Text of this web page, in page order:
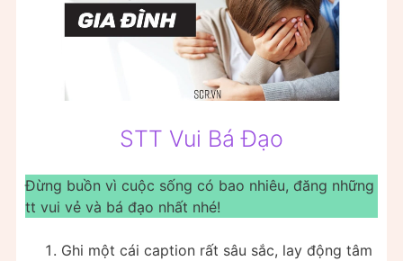
STT Vui Bá Đạo
Đừng buồn vì cuộc sống có bao nhiêu, đăng những
tt vui vẻ và bá đạo nhất nhé!
Ghi một cái caption rất sâu sắc, lay động tâm